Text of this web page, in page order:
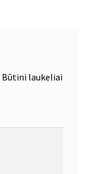
Būtini laukeliai